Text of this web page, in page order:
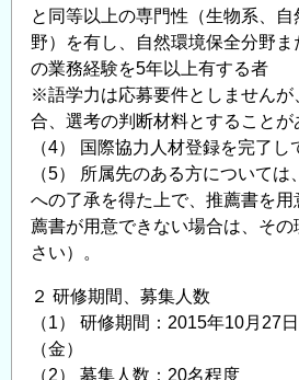
と同等以上の専門性（生物系、
野）を有し、自然環境保全分野
の業務経験を5年以上有する者
※語学力は応募要件としませんが
合、選考の判断材料とすることが
（4） 国際協力人材登録を完了し
（5） 所属先のある方について
への了承を得た上で、推薦書を
薦書が用意できない場合は、そ
さい）。
２ 研修期間、募集人数
（1） 研修期間：2015年10月27
（金）
（2） 募集人数：20名程度